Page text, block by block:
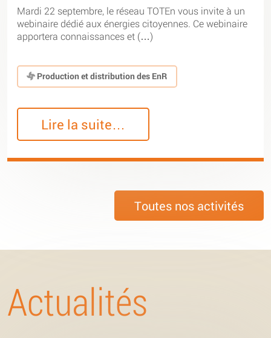
Mardi 22 septembre, le réseau TOTEn vous invite à un
webinaire dédié aux énergies citoyennes. Ce webinaire
apportera connaissances et (…)
Production et distribution des EnR
Lire la suite…
Toutes nos activités
Actualités